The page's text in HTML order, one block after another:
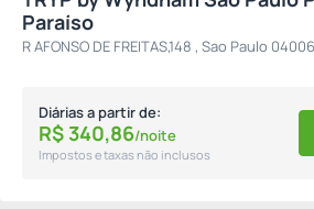
Paraíso
R AFONSO DE FREITAS,148 , Sao Paulo
Diárias a partir de:
R$ 340,86/noite
Impostos e taxas não inclusos